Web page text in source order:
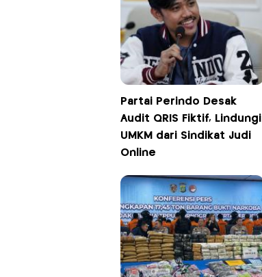
Partai Perindo Desak
Audit QRIS Fiktif, Lindungi
UMKM dari Sindikat Judi
Online